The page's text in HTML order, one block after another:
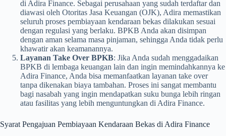
di Adira Finance. Sebagai perusahaan yang sudah terdaftar dan
diawasi oleh Otoritas Jasa Keuangan (OJK), Adira memastikan
seluruh proses pembiayaan kendaraan bekas dilakukan sesuai
dengan regulasi yang berlaku. BPKB Anda akan disimpan
dengan aman selama masa pinjaman, sehingga Anda tidak perlu
khawatir akan keamanannya.
Layanan Take Over BPKB: Jika Anda sudah menggadaikan
BPKB di lembaga keuangan lain dan ingin memindahkannya ke
Adira Finance, Anda bisa memanfaatkan layanan take over
tanpa dikenakan biaya tambahan. Proses ini sangat membantu
bagi nasabah yang ingin mendapatkan suku bunga lebih ringan
atau fasilitas yang lebih menguntungkan di Adira Finance.
Syarat Pengajuan Pembiayaan Kendaraan Bekas di Adira Finance